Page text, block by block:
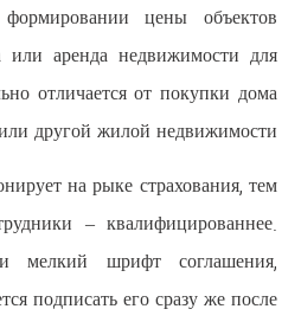
определённую роль в
недвижимости. Покупка или
коммерческих целей сильно
или
Чем дольше она функционирует
она надёжнее, а её сотрудники
Насторожить должен и
особенно, если предлагается